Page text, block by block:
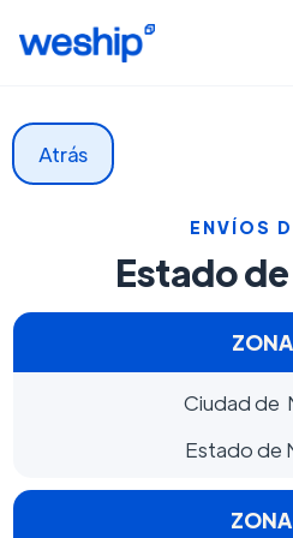
Atrás
ENVÍOS
Estado
ZONA
Ciudad de
Estado de